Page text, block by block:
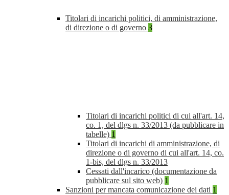
Titolari di incarichi politici, di amministrazione,
di direzione o di governo 3
Titolari di incarichi politici di cui all'art. 14,
co. 1, del dlgs n. 33/2013 (da pubblicare in
tabelle) 1
Titolari di incarichi di amministrazione, di
direzione o di governo di cui all'art. 14, co.
1-bis, del dlgs n. 33/2013
Cessati dall'incarico (documentazione da
pubblicare sul sito web) 1
Sanzioni per mancata comunicazione dei dati 1